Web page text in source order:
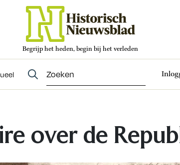
Begrijp het heden, begin bij het verleden
over de